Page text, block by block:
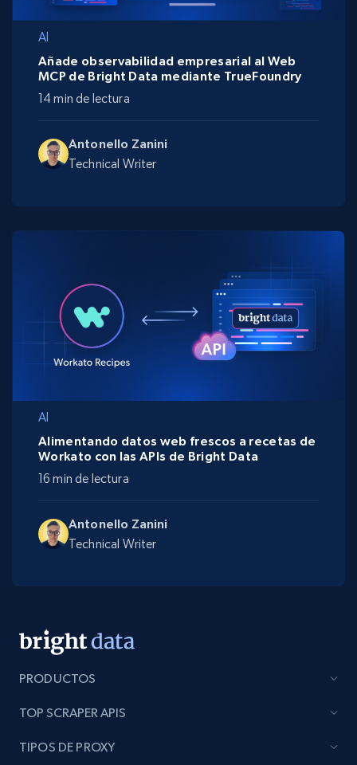
AI
Antonello Zanini
Technical Writer
Añade observabilidad empresarial al Web
MCP de Bright Data mediante TrueFoundry
14 min de lectura
AI
Antonello Zanini
Technical Writer
Alimentando datos web frescos a recetas de
Workato con las APIs de Bright Data
16 min de lectura
PRODUCTOS
TOP SCRAPER APIS
TIPOS DE PROXY